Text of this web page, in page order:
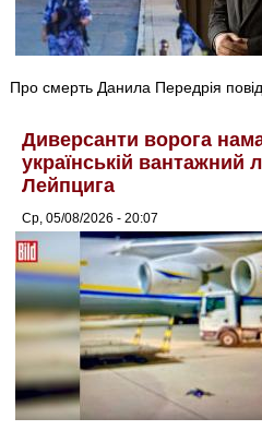
Про смерть Данила Передрія
Диверсанти ворога
українській вантажний
Лейпцига
Ср, 05/08/2026 - 20:07